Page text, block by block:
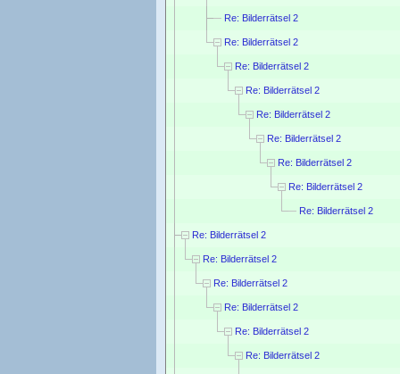
Re: Bilderrätsel 2
Re: Bilderrätsel 2
Re: Bilderrätsel 2
Re: Bilderrätsel 2
Re: Bilderrätsel 2
Re: Bilderrätsel 2
Re: Bilderrätsel 2
Re: Bilderrätsel 2
Re: Bilderrätsel 2
Re: Bilderrätsel 2
Re: Bilderrätsel 2
Re: Bilderrätsel 2
Re: Bilderrätsel 2
Re: Bilderrätsel 2
Re: Bilderrätsel 2